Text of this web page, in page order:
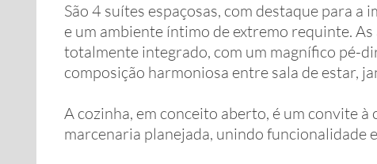
São 4 suítes espaçosas, com destaque para
e um ambiente íntimo de extremo requinte.
totalmente integrado, com um magnífico pé-
composição harmoniosa entre sala de estar,
A cozinha, em conceito aberto, é um convite
marcenaria planejada, unindo funcionalidade